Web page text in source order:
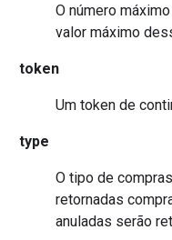
O número
valor máximo
token
Um token de
type
O tipo de
retornadas
anuladas serão